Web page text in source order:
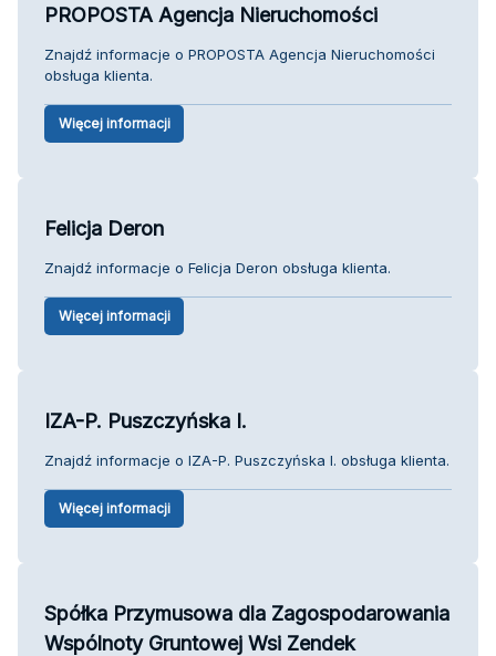
PROPOSTA Agencja Nieruchomości
Znajdź informacje o PROPOSTA Agencja Nieruchomości
obsługa klienta.
Więcej informacji
Felicja Deron
Znajdź informacje o Felicja Deron obsługa klienta.
Więcej informacji
IZA-P. Puszczyńska I.
Znajdź informacje o IZA-P. Puszczyńska I. obsługa klienta.
Więcej informacji
Spółka Przymusowa dla Zagospodarowania
Wspólnoty Gruntowej Wsi Zendek